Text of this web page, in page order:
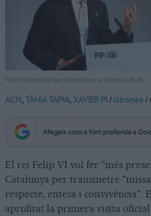
Felip VI durant el seu discurs avui a Girona © ACN
ACN , TÀNIA TAPIA, XAVIER PI /Gironès /
El rei Felip VI vol fer "més
Catalunya per transmetre
respecte, entesa i convivència".
aprofitat la primera visita